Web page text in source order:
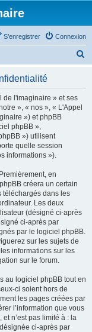
Connexion
S’enregistrer
de l'imaginaire » et ses
», « nos », « L'Appel
») et phpBB
phpBB »,
») utilisent
quelle session
informations »).
en
créera un certain
téléchargés dans les
Les deux
(désigné ci-après
ci-après par
par le logiciel phpBB.
sur les sujets de
informations sur les
sur le forum.
au logiciel phpBB tout en
ci soient hors de
les pages créées par
l’information que vous
n’est pas limité à : la
ci-après par